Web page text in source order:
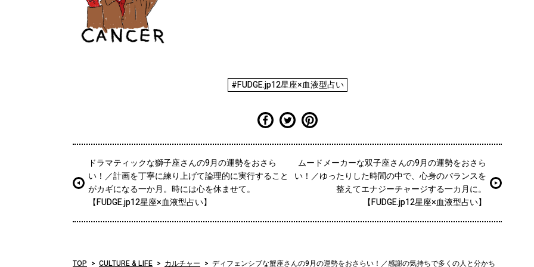
#FUDGE.jp12星座×血液型占い
ドラマティックな獅子座さんの9月の運勢をおさら
い！／計画を丁寧に練り上げて論理的に実行すること
がカギになる一か月。時には心を休ませて。
【FUDGE.jp12星座×血液型占い】
ムードメーカーな双子座さんの9月の運勢をおさら
い！／ゆったりした時間の中で、心身のバランスを
整えてエナジーチャージする一カ月に。
【FUDGE.jp12星座×血液型占い】
TOP CULTURE & LIFE カルチャー ディフェンシブな蟹座さんの9月の運勢をおさらい！／感謝の気持ちで多くの人と分かち